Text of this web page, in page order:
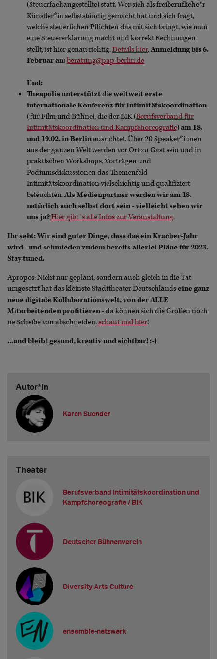
(Steuerfachangestellte) statt. Wer sich als freiberufliche*r
Künstler*in selbstständig gemacht hat und sich fragt,
welche steuerlichen Pflichten das mit sich bringt, wie man
eine Steuererklärung macht und korrekt Rechnungen
stellt, ist hier genau richtig.Details hier.Anmeldung bis 6.
Februar an:beratung@pap-berlin.de
Und:
Theapolis unterstütztdieweltweit erste
internationale Konferenz für Intimitätskoordination
(für Film und Bühne), die der BIK (Berufsverband für
Intimitätskoordination und Kampfchoreografie)am 18.
und 19.02. in Berlinausrichtet. Über 20 Speaker*innen
aus der ganzen Welt werden vor Ort zu Gast sein und in
praktischen Workshops, Vorträgen und
Podiumsdiskussionen das Themenfeld
Intimitätskoordination vielschichtig und qualifiziert
beleuchten.Als Medienpartner werden wir am 18.
natürlich auch selbst dort sein - vielleicht sehen wir
uns ja?Hier gibt´s alle Infos zur Veranstaltung.
Ihr seht: Wir sind guter Dinge, dass das ein Kracher-Jahr
wird - und schmieden zudem bereits allerlei Pläne für 2023.
Stay tuned.
Apropos: Nicht nur geplant, sondern auch gleich in die Tat
umgesetzt hat das kleinste Stadttheater Deutschlandseine ganz
neue digitale Kollaborationswelt, von der ALLE
Mitarbeitenden profitieren- da können sich die Großen noch
ne Scheibe von abschneiden,schaut mal hier!
...und bleibt gesund, kreativ und sichtbar! :-)
Autor*in
Karen Suender
Theater
Berufsverband Intimitätskoordination und
Kampfchoreografie / BIK
Deutscher Bühnenverein
Diversity Arts Culture
ensemble-netzwerk